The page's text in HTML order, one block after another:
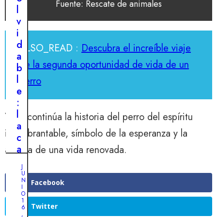
Fuente: Rescate de animales
ALSO_READ : Descubra el increíble viaje
de la segunda oportunidad de vida de un
perro
Y así continúa la historia del perro del espíritu
inquebrantable, símbolo de la esperanza y la
alegría de una vida renovada.
Facebook
Twitter
o
i
n
q
u
e
b
r
a
n
t
a
b
e
q
u
E
l
t
a
l
e
n
t
o
s
e
l
v
i
d
a
b
l
e
:
l
a
c
a
pJ
U
N
I
O
1
6
,